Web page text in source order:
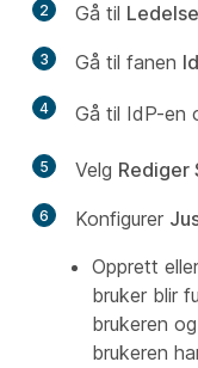
2 Gå til Ledelse
3 Gå til fanen
4 Gå til IdP-en
5 Velg Rediger
6 Konfigurer
Opprett
bruker blir
brukeren
brukeren